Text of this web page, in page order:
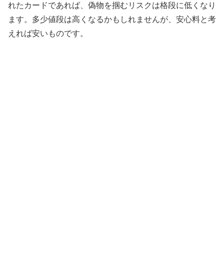
れたカードであれば、偽物を掴むリスクは格段に低くなり
ます。多少値段は高くなるかもしれませんが、安心料と考
えれば安いものです。